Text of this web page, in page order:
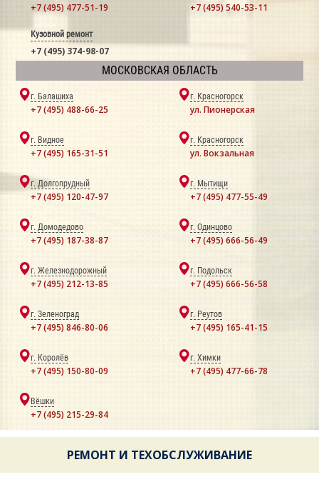
+7 (495) 477-51-19 +7 (495) 540-53-11
Кузовной ремонт
+7 (495) 374-98-07
МОСКОВСКАЯ ОБЛАСТЬ
г. Балашиха
+7 (495) 488-66-25
г. Красногорск
ул. Пионерская
г. Видное
+7 (495) 165-31-51
г. Красногорск
ул. Вокзальная
г. Долгопрудный
+7 (495) 120-47-97
г. Мытищи
+7 (495) 477-55-49
г. Домодедово
+7 (495) 187-38-87
г. Одинцово
+7 (495) 666-56-49
г. Железнодорожный
+7 (495) 212-13-85
г. Подольск
+7 (495) 666-56-58
г. Зеленоград
+7 (495) 846-80-06
г. Реутов
+7 (495) 165-41-15
г. Королёв
+7 (495) 150-80-09
г. Химки
+7 (495) 477-66-78
Вёшки
+7 (495) 215-29-84
РЕМОНТ И ТЕХОБСЛУЖИВАНИЕ